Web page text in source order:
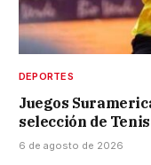
DEPORTES
Juegos
selección de Tenis
6 de agosto de 2026